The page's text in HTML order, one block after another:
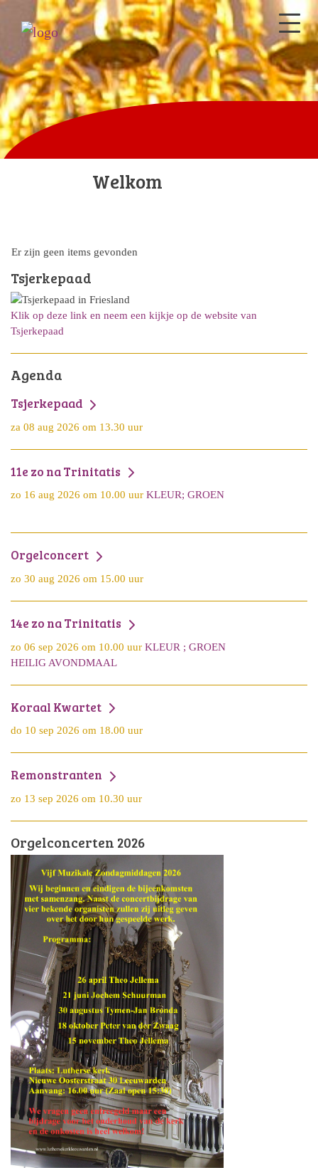
Welkom
Er zijn geen items gevonden
Tsjerkepaad
Klik op deze link en neem een kijkje op de website van
Tsjerkepaad
Agenda
Tsjerkepaad
za 08 aug 2026 om 13.30 uur
11e zo na Trinitatis
zo 16 aug 2026 om 10.00 uur KLEUR; GROEN
Orgelconcert
zo 30 aug 2026 om 15.00 uur
14e zo na Trinitatis
zo 06 sep 2026 om 10.00 uur KLEUR ; GROEN
HEILIG AVONDMAAL
Koraal Kwartet
do 10 sep 2026 om 18.00 uur
Remonstranten
zo 13 sep 2026 om 10.30 uur
Orgelconcerten 2026